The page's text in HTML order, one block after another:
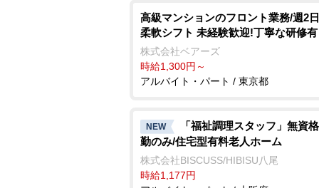
⾼級マンションのフロント業務/週2
柔軟シフト 未経験歓迎!丁寧な研修有
株式会社ベアーズ
時給1,300円～
アルバイト・パート / 東京都
NEW
「福祉調理スタッフ」無資
勤のみ/住宅型有料老人ホーム
株式会社BISCUSS/HIBISU八尾
時給1,177円